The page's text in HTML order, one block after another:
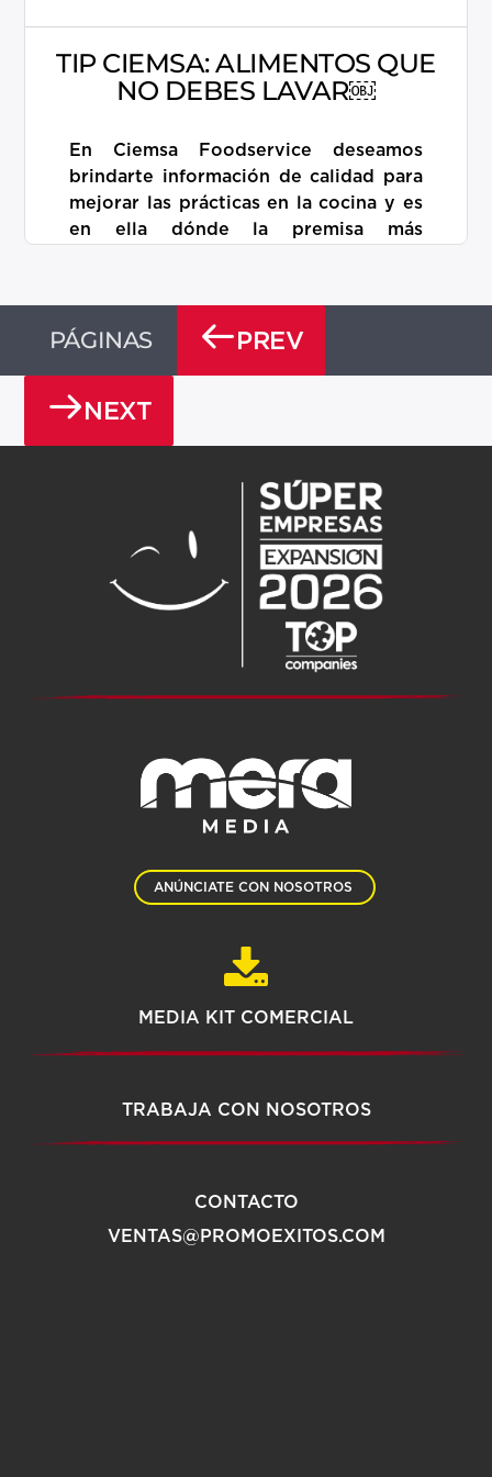
TIP CIEMSA: ALIMENTOS QUE
NO DEBES LAVAR￼
En Ciemsa Foodservice deseamos
brindarte información de calidad para
mejorar las prácticas en la cocina y es
en ella dónde la premisa más
PÁGINAS PREV
NEXT
ANÚNCIATE CON NOSOTROS
MEDIA KIT COMERCIAL
TRABAJA CON NOSOTROS
CONTACTO
VENTAS@PROMOEXITOS.COM